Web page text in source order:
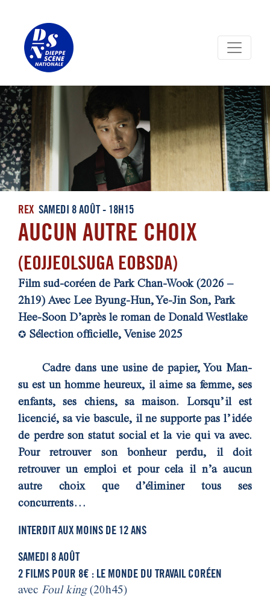
REX SAMEDI 8 AOÛT - 18H15
AUCUN AUTRE CHOIX
(EOJJEOLSUGA EOBSDA)
Film sud-coréen de Park Chan-Wook (2026 –
2h19) Avec Lee Byung-Hun, Ye-Jin Son, Park
Hee-Soon D’après le roman de Donald Westlake
✪ Sélection officielle, Venise 2025
Cadre dans une usine de papier, You Man-
su est un homme heureux, il aime sa femme, ses
enfants, ses chiens, sa maison. Lorsqu’il est
licencié, sa vie bascule, il ne supporte pas l’idée
de perdre son statut social et la vie qui va avec.
Pour retrouver son bonheur perdu, il doit
retrouver un emploi et pour cela il n’a aucun
autre choix que d’éliminer tous ses
concurrents…
INTERDIT AUX MOINS DE 12 ANS
SAMEDI 8 AOÛT
2 FILMS POUR 8€ : LE MONDE DU TRAVAIL CORÉEN
avec Foul king (20h45)